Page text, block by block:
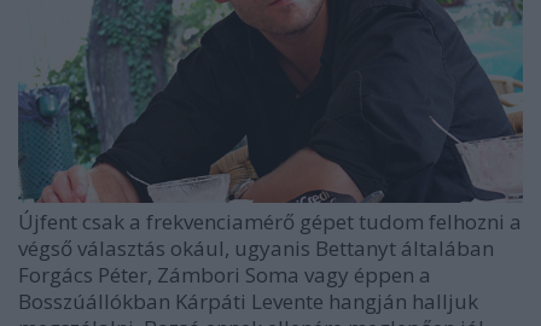
Újfent csak a frekvenciamérő gépet tudom felhozni a
végső választás okául, ugyanis Bettanyt általában
Forgács Péter, Zámbori Soma vagy éppen a
Bosszúállókban Kárpáti Levente hangján halljuk